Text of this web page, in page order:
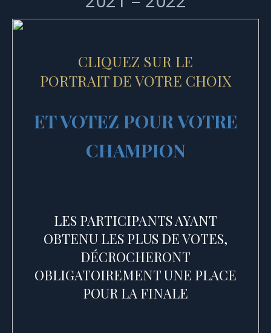
CLIQUEZ SUR LE
PORTRAIT DE VOTRE CHOIX
ET VOTEZ POUR VOTRE
CHAMPION
LES PARTICIPANTS AYANT
OBTENU LES PLUS DE VOTES,
DÉCROCHERONT
OBLIGATOIREMENT UNE PLACE
POUR LA FINALE